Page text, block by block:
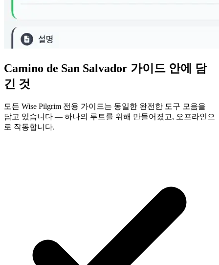
Camino de San Salvador 가이드 안에 담
긴 것
모든 Wise Pilgrim 전용 가이드는 동일한 완전한 도구 모음을
담고 있습니다 — 하나의 루트를 위해 만들어졌고, 오프라인으
로 작동합니다.